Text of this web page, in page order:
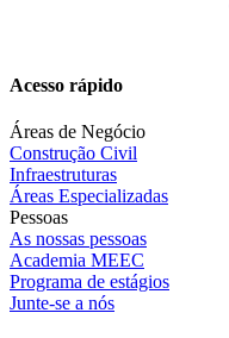
Acesso rápido
Áreas de Negócio
Construção Civil
Infraestruturas
Áreas Especializadas
Pessoas
As nossas pessoas
Academia MEEC
Programa de estágios
Junte-se a nós